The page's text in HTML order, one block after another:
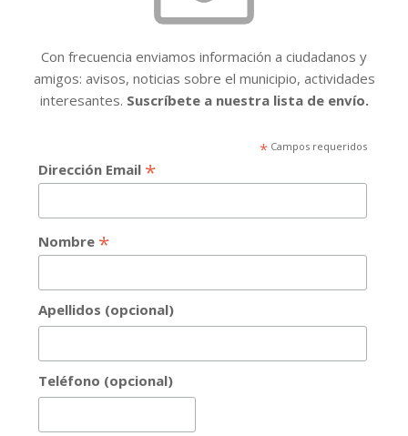
Con frecuencia enviamos información a ciudadanos y
amigos: avisos, noticias sobre el municipio, actividades
interesantes. Suscríbete a nuestra lista de envío.
*Campos requeridos
Dirección Email *
Nombre *
Apellidos (opcional)
Teléfono (opcional)